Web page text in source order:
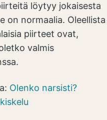
löytyy jokaisesta
on normaalia. Oleellista
piirteet ovat,
valmis
Olenko narsisti?